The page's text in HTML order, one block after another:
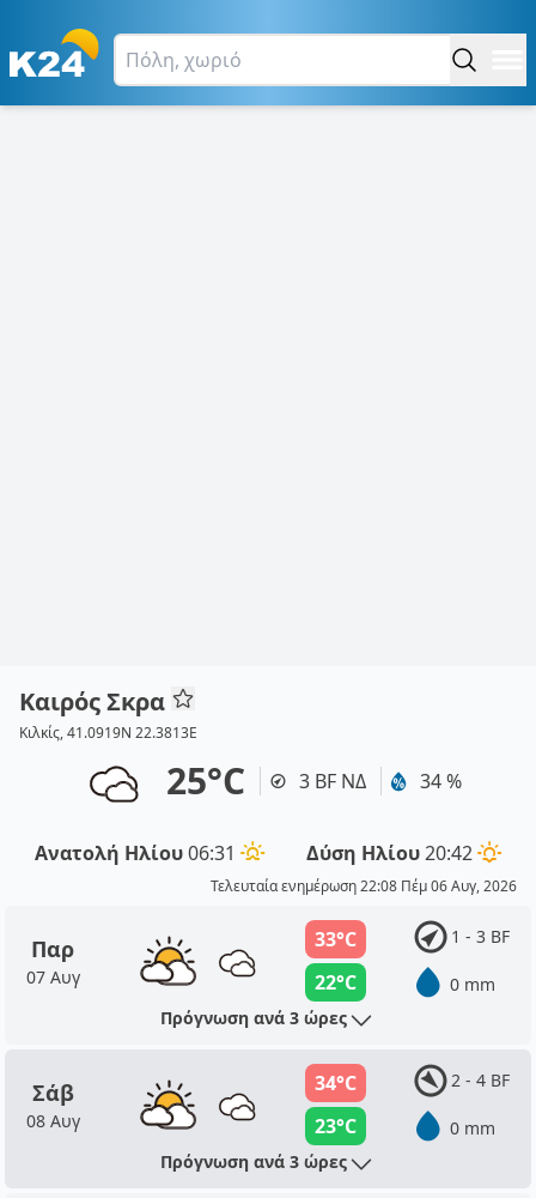
Καιρός Σκρα
Κιλκίς, 41.0919N 22.3813E
25°C 3 BF ΝΔ 34 %
Ανατολή Ηλίου06:31 Δύση Ηλίου20:42
Τελευταία ενημέρωση 22:08 Πέμ 06 Αυγ, 2026
Παρ
07 Αυγ
33°C
22°C
1 - 3 BF
0 mm
Πρόγνωση ανά 3 ώρες
Σάβ
08 Αυγ
34°C
23°C
2 - 4 BF
0 mm
Πρόγνωση ανά 3 ώρες